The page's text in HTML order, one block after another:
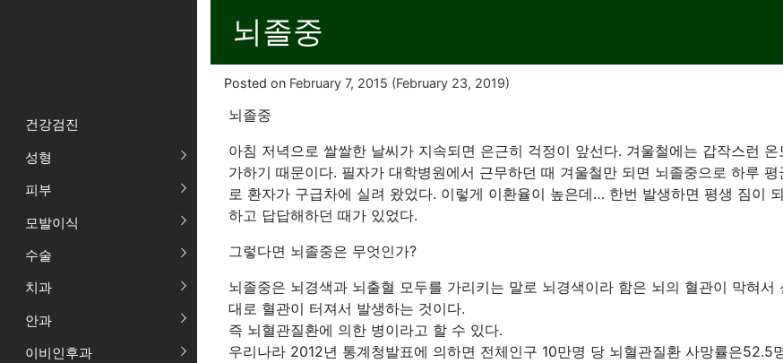
건강검진
성형
피부
모발이식
수술
치과
안과
이비인후과
뇌졸중
Posted on February 7, 2015 (February 23, 2019)
뇌졸중
아침 저녁으로 쌀쌀한 날씨가 지속되면 은근히 걱정이 앞선다. 겨울철에는 갑작스런
가하기 때문이다. 필자가 대학병원에서 근무하던 때 겨울철만 되면 뇌졸중으로 하루
로 환자가 구급차에 실려 왔었다. 이렇게 이환율이 높은데… 한번 발생하면 평생 짐이
하고 답답해하던 때가 있었다.
그렇다면 뇌졸중은 무엇인가?
뇌졸중은 뇌경색과 뇌출혈 모두를 가리키는 말로 뇌경색이라 함은 뇌의 혈관이 막혀
대로 혈관이 터져서 발생하는 것이다.
즉 뇌혈관질환에 의한 병이라고 할 수 있다.
우리나라 2012년 통계청발표에 의하면 전체인구 10만명 당 뇌혈관질환 사망률은52.5